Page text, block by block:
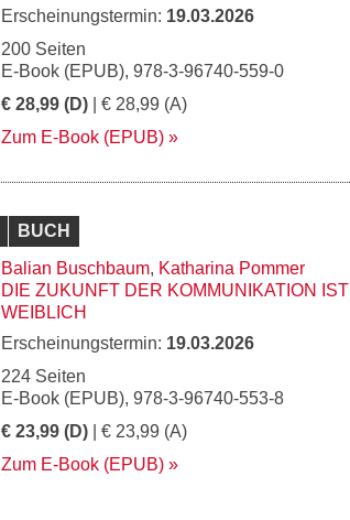
Erscheinungstermin: 19.03.2026
200 Seiten
E-Book (EPUB), 978-3-96740-559-0
€ 28,99 (D) | € 28,99 (A)
Zum E-Book (EPUB)
BUCH
Balian Buschbaum, Katharina Pommer
DIE ZUKUNFT DER KOMMUNIKATION IST
WEIBLICH
Erscheinungstermin: 19.03.2026
224 Seiten
E-Book (EPUB), 978-3-96740-553-8
€ 23,99 (D) | € 23,99 (A)
Zum E-Book (EPUB)